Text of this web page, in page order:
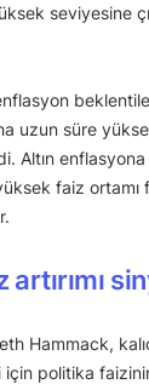
seviyesine
uzun süre
Altın enflasyona
faiz
artırımı
Hammack,
için politika